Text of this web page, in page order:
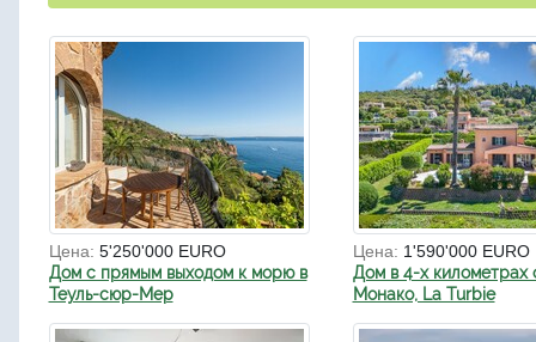
Цена: 5'250'000 EURO
Дом с прямым выходом к морю в
Теуль-сюр-Мер
Цена: 1'590'000 EURO
Дом в 4-х километрах
Монако, La Turbie